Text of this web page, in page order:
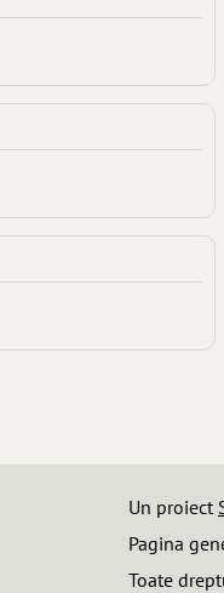
Un proiect
Pagina
Toate